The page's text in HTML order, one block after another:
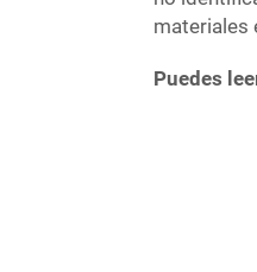
materiales
Puedes